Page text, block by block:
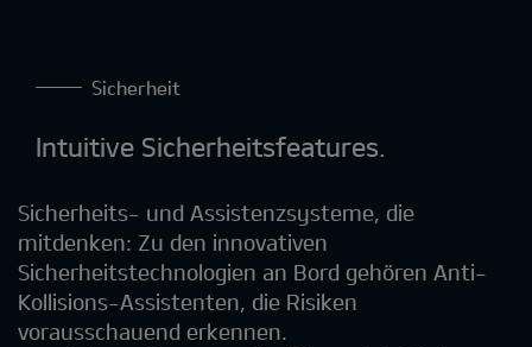
Sicherheit
Intuitive Sicherheitsfeatures.
Sicherheits- und Assistenzsysteme, die
mitdenken: Zu den innovativen
Sicherheitstechnologien an Bord gehören Anti-
Kollisions-Assistenten, die Risiken
vorausschauend erkennen.